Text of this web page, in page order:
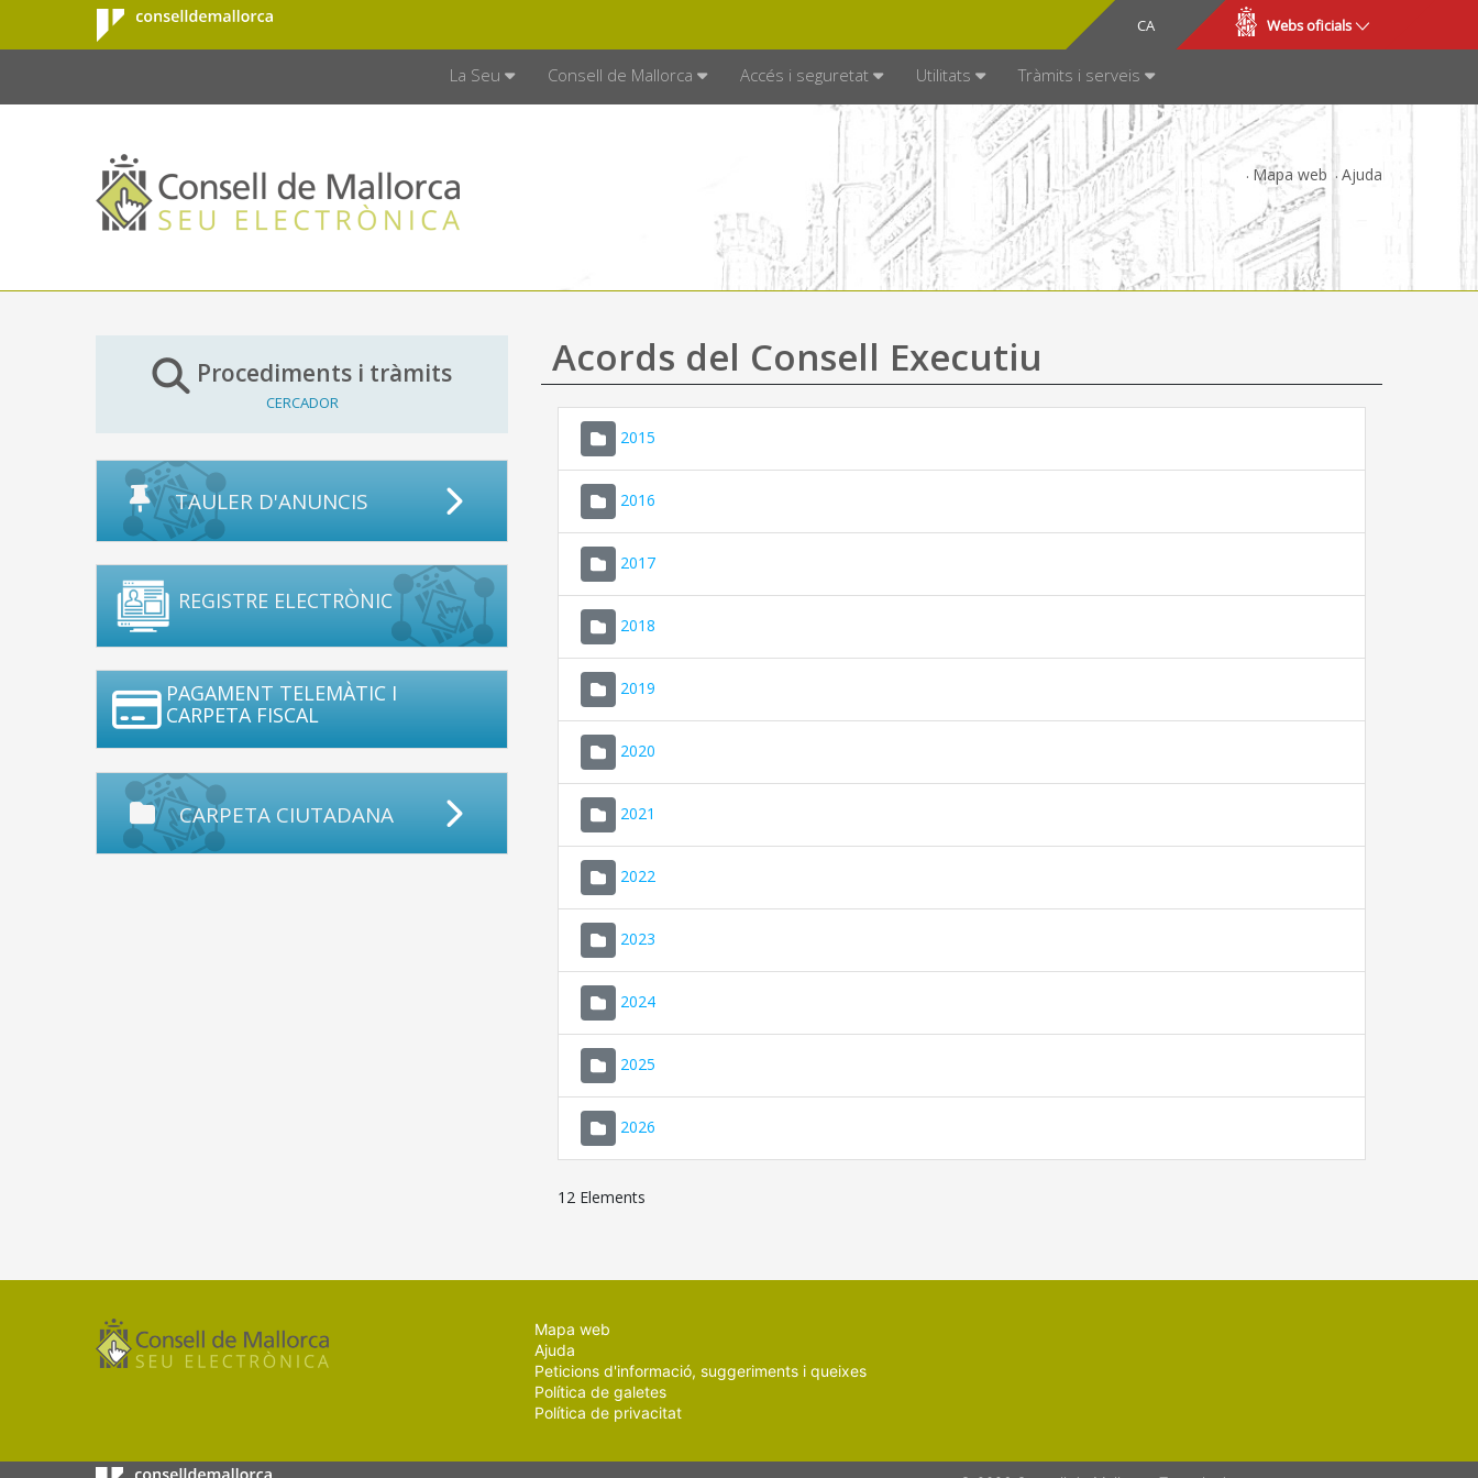
Salta al contingut principal
Consell de
Mallorca
CA
ES Webs oficials
La Seu Consell de Mallorca Accés i seguretat Utilitats Tràmits i serveis
Mapa web Ajuda
Procediments i tràmits
CERCADOR
TAULER D'ANUNCIS
REGISTRE ELECTRÒNIC
PAGAMENT TELEMÀTIC I
CARPETA FISCAL
CARPETA CIUTADANA
Acords del Consell Executiu
2015
2016
2017
2018
2019
2020
2021
2022
2023
2024
2025
2026
12 Elements
Mapa web
Ajuda
Peticions d'informació, suggeriments i queixes
Política de galetes
Política de privacitat